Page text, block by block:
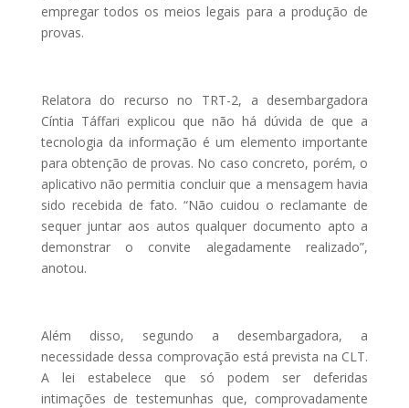
empregar todos os meios legais para a produção de
provas.
Relatora do recurso no TRT-2, a desembargadora
Cíntia Táffari explicou que não há dúvida de que a
tecnologia da informação é um elemento importante
para obtenção de provas. No caso concreto, porém, o
aplicativo não permitia concluir que a mensagem havia
sido recebida de fato. “Não cuidou o reclamante de
sequer juntar aos autos qualquer documento apto a
demonstrar o convite alegadamente realizado”,
anotou.
Além disso, segundo a desembargadora, a
necessidade dessa comprovação está prevista na CLT.
A lei estabelece que só podem ser deferidas
intimações de testemunhas que, comprovadamente